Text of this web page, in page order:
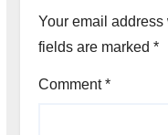
Your email
fields are marked *
Comment*